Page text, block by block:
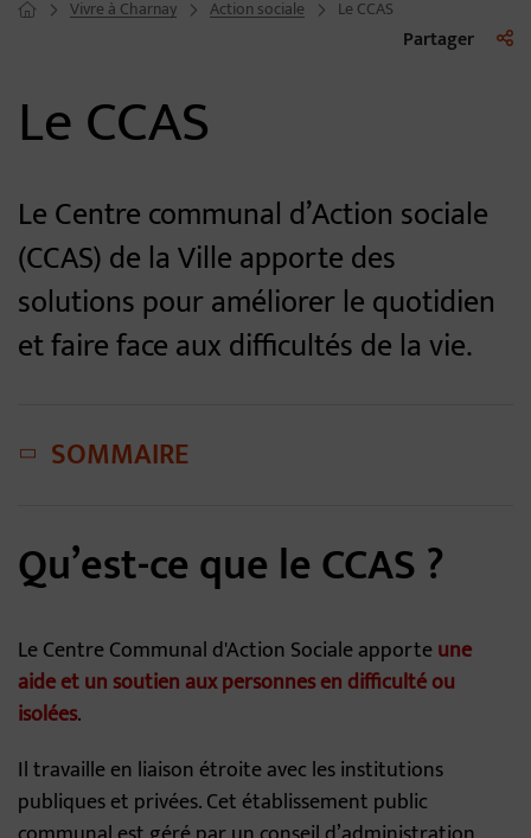
Page d'accueil du site
Vivre à Charnay Action sociale Le CCAS
Partager
Le CCAS
Le Centre communal d’Action sociale
(CCAS) de la Ville apporte des
solutions pour améliorer le quotidien
et faire face aux difficultés de la vie.
SOMMAIRE
Qu’est-ce que le CCAS ?
Le Centre Communal d'Action Sociale apporteune
aide et un soutien aux personnes en difficulté ou
isolées.
Il travaille en liaison étroite avec les institutions
publiques et privées. Cet établissement public